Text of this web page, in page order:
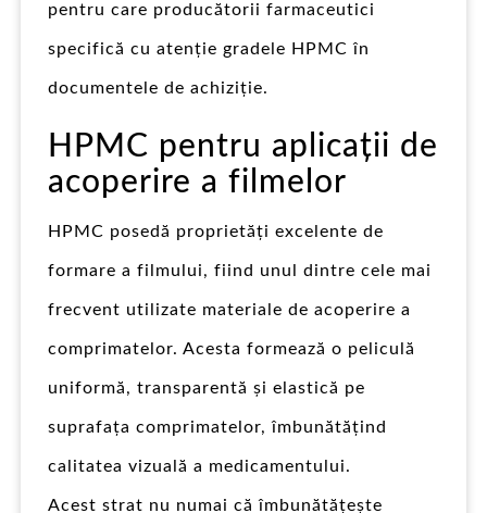
pentru care producătorii farmaceutici
specifică cu atenție gradele HPMC în
documentele de achiziție.
HPMC pentru aplicații de
acoperire a filmelor
HPMC posedă proprietăți excelente de
formare a filmului, fiind unul dintre cele mai
frecvent utilizate materiale de acoperire a
comprimatelor. Acesta formează o peliculă
uniformă, transparentă și elastică pe
suprafața comprimatelor, îmbunătățind
calitatea vizuală a medicamentului.
Acest strat nu numai că îmbunătățește